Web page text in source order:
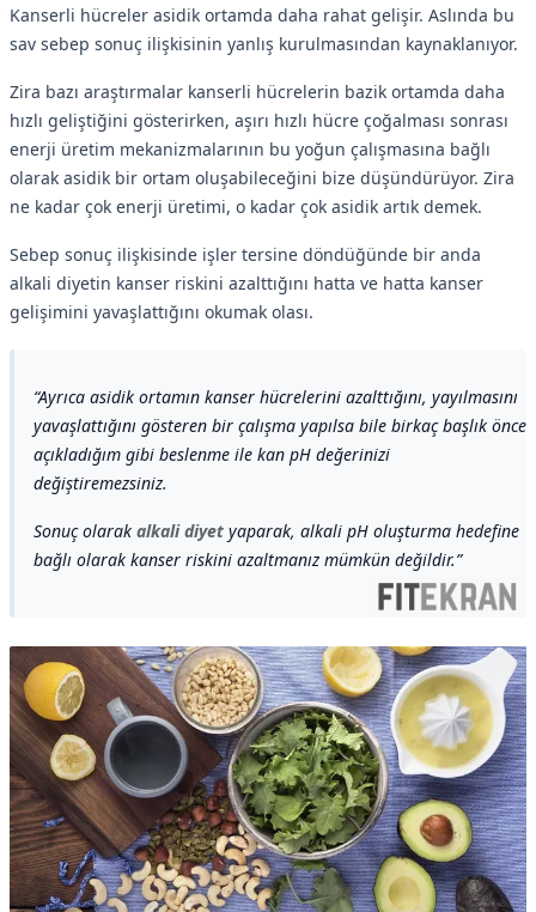
Kanserli hücreler asidik ortamda daha rahat gelişir. Aslında bu
sav sebep sonuç ilişkisinin yanlış kurulmasından kaynaklanıyor.
Zira bazı araştırmalar kanserli hücrelerin bazik ortamda daha
hızlı geliştiğini gösterirken, aşırı hızlı hücre çoğalması sonrası
enerji üretim mekanizmalarının bu yoğun çalışmasına bağlı
olarak asidik bir ortam oluşabileceğini bize düşündürüyor. Zira
ne kadar çok enerji üretimi, o kadar çok asidik artık demek.
Sebep sonuç ilişkisinde işler tersine döndüğünde bir anda
alkali diyetin kanser riskini azalttığını hatta ve hatta kanser
gelişimini yavaşlattığını okumak olası.
Ayrıca asidik ortamın kanser hücrelerini azalttığını, yayılmasını
yavaşlattığını gösteren bir çalışma yapılsa bile birkaç başlık önce
açıkladığım gibi beslenme ile kan pH değerinizi
değiştiremezsiniz.
Sonuç olarak alkali diyetyaparak, alkali pH oluşturma hedefine
bağlı olarak kanser riskini azaltmanız mümkün değildir.